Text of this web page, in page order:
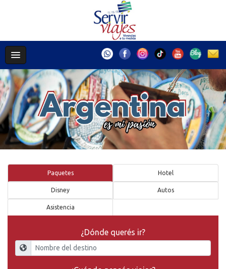
Paquetes Hotel
Disney Autos
Asistencia
¿Dónde querés ir?